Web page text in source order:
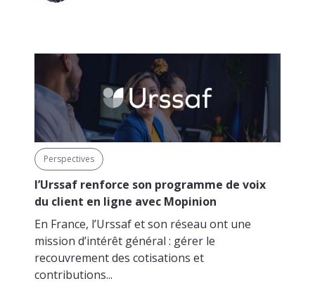
Perspectives
l’Urssaf renforce son programme de voix
du client en ligne avec Mopinion
En France, l’Urssaf et son réseau ont une
mission d’intérêt général : gérer le
recouvrement des cotisations et
contributions...